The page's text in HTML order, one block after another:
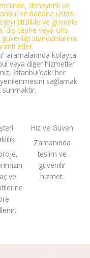
deneyimli ve
ve badana ustası
titizlikle ve güvenle
dış cephe veya ofis
güvenliği standartlarına
eder.
aramalarında kolayca
veya diğer hizmetler
İstanbul’daki her
sağlamak
ve
Hız ve Güven
Zamanında
teslim ve
güvenilir
hizmet.